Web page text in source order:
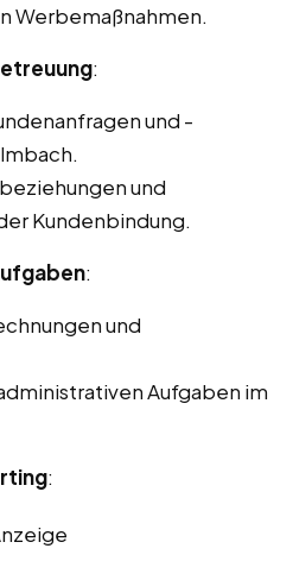
Werbemaßnahmen.
:
und -
und
Kundenbindung.
:
und
Aufgaben im
: